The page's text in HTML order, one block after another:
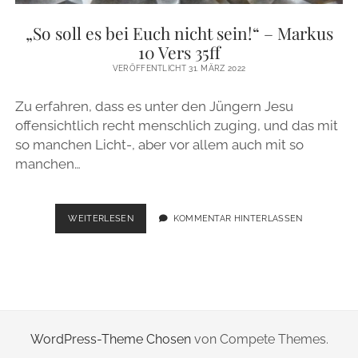
IMPRESSUM
instagram
email
„So soll es bei Euch nicht sein!“ – Markus
10 Vers 35ff
VERÖFFENTLICHT 31. MÄRZ 2022
Zu erfahren, dass es unter den Jüngern Jesu
offensichtlich recht menschlich zuging, und das mit
so manchen Licht-, aber vor allem auch mit so
manchen…
WEITERLESEN„SO
SOLL
MARKUS
KOMMENTAR HINTERLASSEN
WordPress-Theme Chosenvon Compete Themes.